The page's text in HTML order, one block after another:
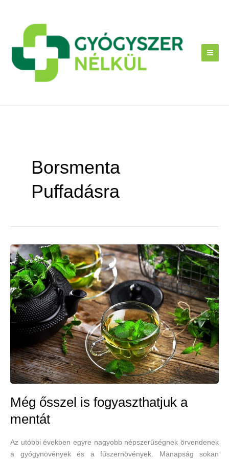
Borsmenta
Puffadásra
Még ősszel is fogyaszthatjuk a
mentát
Az utóbbi években egyre nagyobb népszerűségnek örvendenek
a gyógynövények és a fűszernövények. Manapság sokan